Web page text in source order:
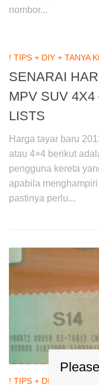
nombor...
! TIPS + DIY + TANYA
SENARAI
MPV SUV
LISTS
Harga tayar baru
atau 4×4 berikut
pengguna kereta
apabila
pastinya perlu...
! TIPS + DIY + TANYA